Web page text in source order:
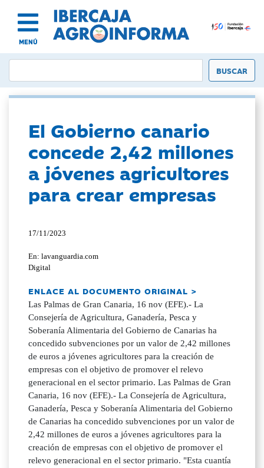
MENÚ
El Gobierno canario
concede 2,42 millones
a jóvenes agricultores
para crear empresas
17/11/2023
En: lavanguardia.com
Digital
ENLACE AL DOCUMENTO ORIGINAL >
Las Palmas de Gran Canaria, 16 nov (EFE).- La
Consejería de Agricultura, Ganadería, Pesca y
Soberanía Alimentaria del Gobierno de Canarias ha
concedido subvenciones por un valor de 2,42 millones
de euros a jóvenes agricultores para la creación de
empresas con el objetivo de promover el relevo
generacional en el sector primario. Las Palmas de Gran
Canaria, 16 nov (EFE).- La Consejería de Agricultura,
Ganadería, Pesca y Soberanía Alimentaria del Gobierno
de Canarias ha concedido subvenciones por un valor de
2,42 millones de euros a jóvenes agricultores para la
creación de empresas con el objetivo de promover el
relevo generacional en el sector primario. "Esta cuantía